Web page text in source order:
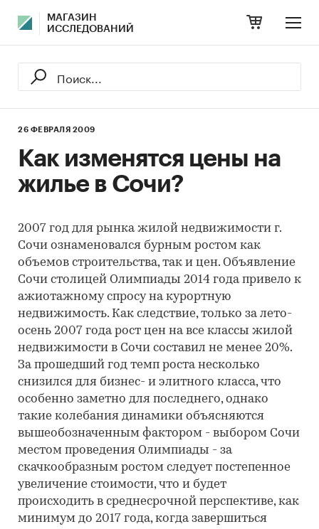
МАГАЗИН
ИССЛЕДОВАНИЙ
26 ФЕВРАЛЯ 2009
Как изменятся цены на
жилье в Сочи?
2007 год для рынка жилой недвижимости г.
Сочи ознаменовался бурным ростом как
объемов строительства, так и цен. Объявление
Сочи столицей Олимпиады 2014 года привело к
ажиотажному спросу на курортную
недвижимость. Как следствие, только за лето-
осень 2007 года рост цен на все классы жилой
недвижимости в Сочи составил не менее 20%.
За прошедший год темп роста несколько
снизился для бизнес- и элитного класса, что
особенно заметно для последнего, однако
такие колебания динамики объясняются
вышеобозначенным фактором - выбором Сочи
местом проведения Олимпиады - за
скачкообразным ростом следует постепенное
увеличение стоимости, что и будет
происходить в среднесрочной перспективе, как
минимум до 2017 года, когда завершиться